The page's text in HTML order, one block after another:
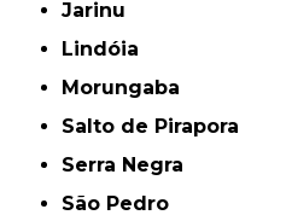
Jarinu
Lindóia
Morungaba
Salto de Pirapora
Serra Negra
São Pedro